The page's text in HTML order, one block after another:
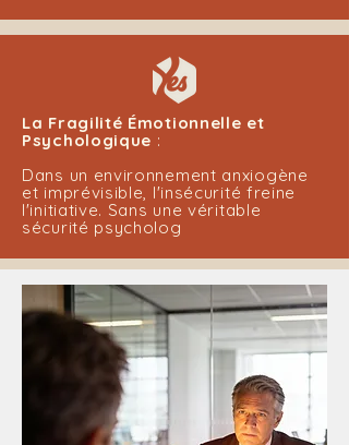
La Fragilité Émotionnelle et
Psychologique :
Dans un environnement anxiogène
et imprévisible, l'insécurité freine
l'initiative. Sans une véritable
sécurité psycholog